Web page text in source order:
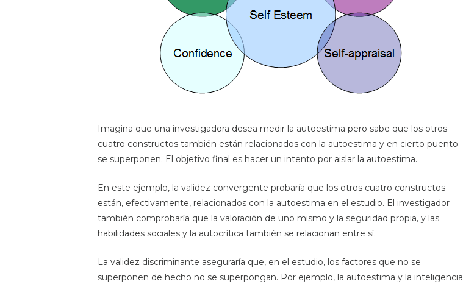
Imagina que una investigadora desea medir la autoestima pero sabe que los otros
cuatro constructos también están relacionados con la autoestima y en cierto puento
se superponen. El objetivo final es hacer un intento por aislar la autoestima.
En este ejemplo, la validez convergente probaría que los otros cuatro constructos
están, efectivamente, relacionados con la autoestima en el estudio. El investigador
también comprobaría que la valoración de uno mismo y la seguridad propia, y las
habilidades sociales y la autocrítica también se relacionan entre sí.
La validez discriminante aseguraría que, en el estudio, los factores que no se
superponen de hecho no se superpongan. Por ejemplo, la autoestima y la inteligencia